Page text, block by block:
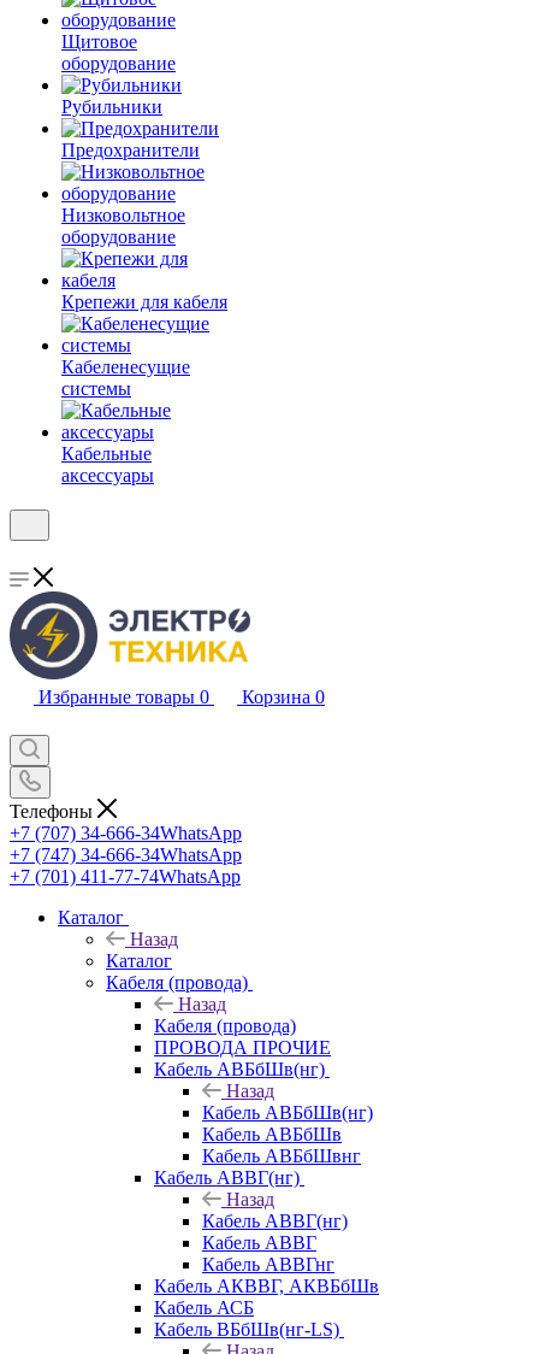
Щитовое
оборудование
Рубильники
Предохранители
Низковольтное
оборудование
Крепежи для кабеля
Кабеленесущие
системы
Кабельные
аксессуары
Избранные товары 0 Корзина 0
Телефоны
+7 (707) 34-666-34WhatsApp
+7 (747) 34-666-34WhatsApp
+7 (701) 411-77-74WhatsApp
Каталог
Назад
Каталог
Кабеля (провода)
Назад
Кабеля (провода)
ПРОВОДА ПРОЧИЕ
Кабель АВБбШв(нг)
Назад
Кабель АВБбШв(нг)
Кабель АВБбШв
Кабель АВБбШвнг
Кабель АВВГ(нг)
Назад
Кабель АВВГ(нг)
Кабель АВВГ
Кабель АВВГнг
Кабель АКВВГ, АКВБбШв
Кабель АСБ
Кабель ВБбШв(нг-LS)